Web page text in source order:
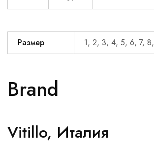
Размер 1, 2, 3, 4, 5, 6, 7,
Brand
Vitillo, Италия